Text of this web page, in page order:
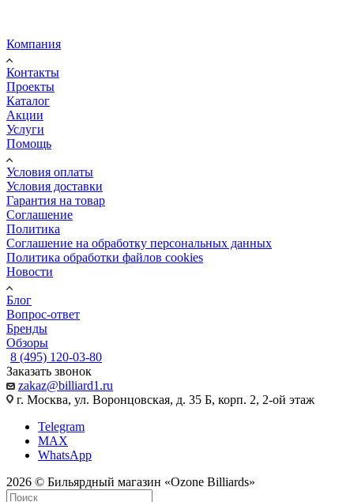
Компания
Контакты
Проекты
Каталог
Акции
Услуги
Помощь
Условия оплаты
Условия доставки
Гарантия на товар
Соглашение
Политика
Соглашение на обработку персональных данных
Политика обработки файлов cookies
Новости
Блог
Вопрос-ответ
Бренды
Обзоры
8 (495) 120-03-80
Заказать звонок
zakaz@billiard1.ru
г. Москва, ул. Воронцовская, д. 35 Б, корп. 2, 2-ой этаж
Telegram
MAX
WhatsApp
2026 © Бильярдный магазин «Ozone Billiards»